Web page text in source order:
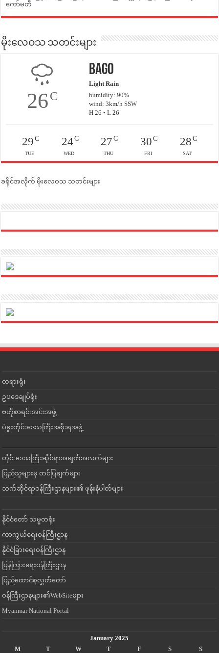
ကော်မတီ
မိုးလေဝသ သတင်းများ
26C
Bago
Light Rain
humidity: 90%
wind: 3km/h SSW
H 26 • L 26
29C
TUE
24C
WED
27 C
THU
30C
FRI
28C
SAT
ခရိုင်အလိုက် မိုးလေဝသ သတင်းများ
တရားရုံး
ဥပဒေချုပ်ရုံး
ဗဟိုစာရင်းအင်းအဖွဲ့
ပဲခူးတိုင်းဒေသကြီးအစိုးရအဖွဲ့
တိုင်းဒေသကြီးဆိုင်ရာအချက်အလက်များ
ပြည်သူများမှ တင်ပြချက်များ
သက်ဆိုင်ရာဝန်ကြီးဌာနများ၏ ဖုန်းနံပါတ်များ
နိုင်ငံတော် သမ္မတရုံး
ကာကွယ်ရေးဝန်ကြီးဌာန
နိုင်ငံခြားရေးဝန်ကြီးဌာန
ပြန်ကြားရေးဝန်ကြီးဌာန
ပြည်ထောင်စုလွှတ်တော်
ဝန်ကြီးဌာနများ၏WebSiteများ
Myanmar National Portal
January 2025
M
T W T F S S